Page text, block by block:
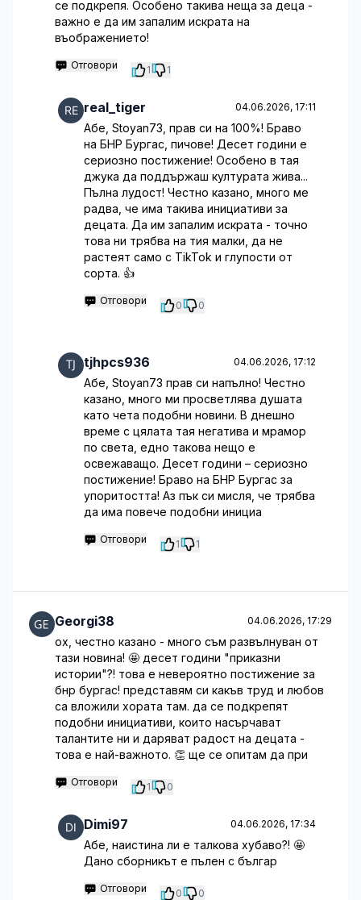
се подкрепя. Особено такива неща за деца -
важно е да им запалим искрата на
въображението!
Отговори 1 1
real_tiger 04.06.2026, 17:11
Абе, Stoyan73, прав си на 100%! Браво
на БНР Бургас, пичове! Десет години е
сериозно постижение! Особено в тая
джука да поддържаш културата жива...
Пълна лудост! Честно казано, много ме
радва, че има такива инициативи за
децата. Да им запалим искрата - точно
това ни трябва на тия малки, да не
растеят само с TikTok и глупости от
сорта. 👍
Отговори 0 0
tjhpcs936 04.06.2026, 17:12
Абе, Stoyan73 прав си напълно! Честно
казано, много ми просветлява душата
като чета подобни новини. В днешно
време с цялата тая негатива и мрамор
по света, едно такова нещо е
освежаващо. Десет години – сериозно
постижение! Браво на БНР Бургас за
упоритостта! Аз пък си мисля, че трябва
да има повече подобни инициа
Отговори 1 1
Georgi38 04.06.2026, 17:29
ох, честно казано - много съм развълнуван от
тази новина! 🤩 десет години "приказни
истории"?! това е невероятно постижение за
бнр бургас! представям си какъв труд и любов
са вложили хората там. да се подкрепят
подобни инициативи, които насърчават
талантите ни и даряват радост на децата -
това е най-важното. 👏 ще се опитам да при
Отговори 1 0
Dimi97 04.06.2026, 17:34
Абе, наистина ли е талкова хубаво?! 🤩
Дано сборникът е пълен с българ
Отговори 0 0